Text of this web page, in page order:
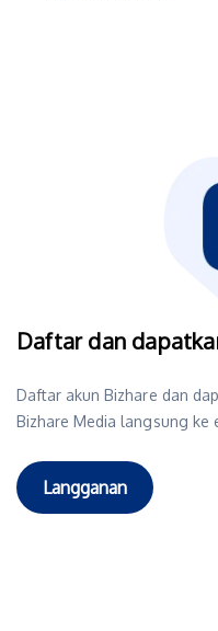
Daftar dan
Daftar akun Bizhare dan
Bizhare Media langsung ke
Langganan